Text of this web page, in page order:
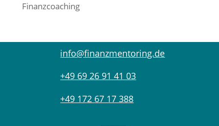
Finanzcoaching
info@finanzmentoring.de
+49 69 26 91 41 03
+49 172 67 17 388